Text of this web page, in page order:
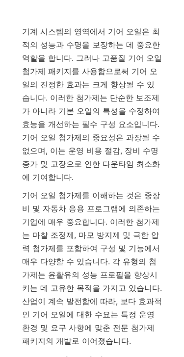
기계 시스템의 영역에서 기어 오일은 최
적의 성능과 수명을 보장하는 데 중요한
역할을 합니다. 그러나 고품질 기어 오일
첨가제 패키지를 사용함으로써 기어 오
일의 진정한 효과는 크게 향상될 수 있
습니다. 이러한 첨가제는 단순한 보조제
가 아니라 기본 오일의 특성을 수정하여
효능을 개선하는 필수 구성 요소입니다.
기어 오일 첨가제의 중요성은 과장될 수
없으며, 이는 운영 비용 절감, 장비 수명
증가 및 고장으로 인한 다운타임 최소화
에 기여합니다.
기어 오일 첨가제를 이해하는 것은 중장
비 및 자동차 응용 프로그램에 의존하는
기업에 매우 중요합니다. 이러한 첨가제
는 마찰 조정제, 마모 방지제 및 극한 압
력 첨가제를 포함하여 구성 및 기능에서
매우 다양할 수 있습니다. 각 유형의 첨
가제는 윤활유의 성능 프로필을 향상시
키는 데 고유한 목적을 가지고 있습니다.
산업이 계속 발전함에 따라, 보다 효과적
인 기어 오일에 대한 수요는 특정 운영
환경 및 요구 사항에 맞춘 전문 첨가제
패키지의 개발로 이어졌습니다.